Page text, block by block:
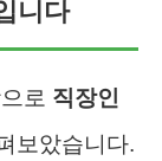
니다
로 직장인
보았습니다.